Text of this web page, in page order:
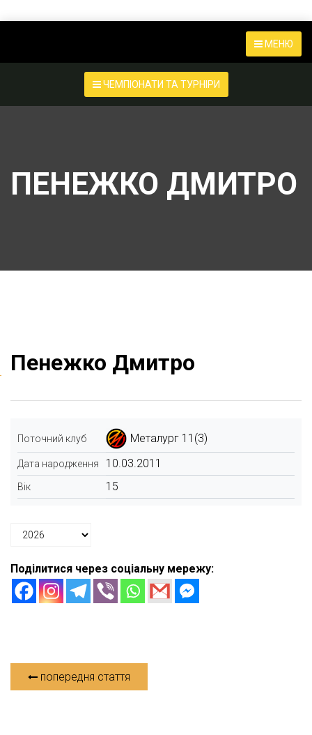
МЕНЮ
ЧЕМПІОНАТИ ТА ТУРНІРИ
ПЕНЕЖКО ДМИТРО
Пенежко Дмитро
Поточний клуб Металург 11(3)
Дата народження 10.03.2011
Вік 15
Поділитися через соціальну мережу:
попередня стаття